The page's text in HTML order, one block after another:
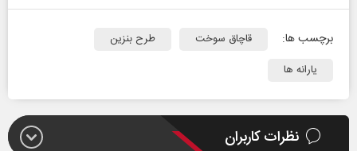
برچسب ها: قاچاق سوخت
طرح بنزین
یارانه ها
نظرات کاربران